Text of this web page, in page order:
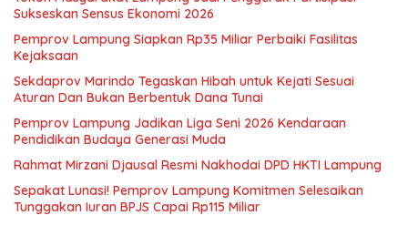
Sukseskan Sensus Ekonomi 2026
Pemprov Lampung Siapkan Rp35 Miliar Perbaiki Fasilitas
Kejaksaan
Sekdaprov Marindo Tegaskan Hibah untuk Kejati Sesuai
Aturan Dan Bukan Berbentuk Dana Tunai
Pemprov Lampung Jadikan Liga Seni 2026 Kendaraan
Pendidikan Budaya Generasi Muda
Rahmat Mirzani Djausal Resmi Nakhodai DPD HKTI Lampung
Sepakat Lunasi! Pemprov Lampung Komitmen Selesaikan
Tunggakan Iuran BPJS Capai Rp115 Miliar